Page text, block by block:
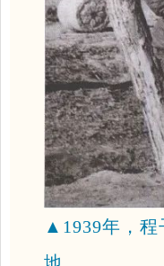
▲ 1939年，